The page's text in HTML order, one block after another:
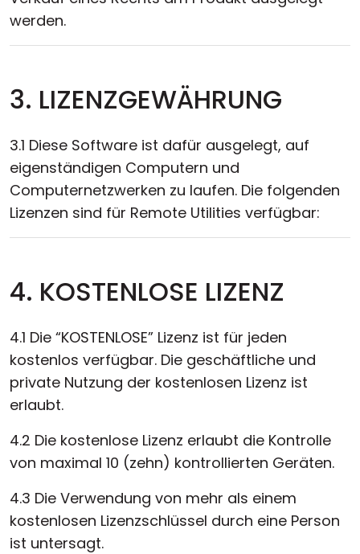
werden.
3. LIZENZGEWÄHRUNG
3.1 Diese Software ist dafür ausgelegt, auf
eigenständigen Computern und
Computernetzwerken zu laufen. Die folgenden
Lizenzen sind für Remote Utilities verfügbar:
4. KOSTENLOSE LIZENZ
4.1 Die “KOSTENLOSE” Lizenz ist für jeden
kostenlos verfügbar. Die geschäftliche und
private Nutzung der kostenlosen Lizenz ist
erlaubt.
4.2 Die kostenlose Lizenz erlaubt die Kontrolle
von maximal 10 (zehn) kontrollierten Geräten.
4.3 Die Verwendung von mehr als einem
kostenlosen Lizenzschlüssel durch eine Person
ist untersagt.